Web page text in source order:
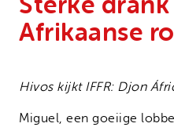
Afrikaanse
Hivos kijkt IFFR: Djon
Miguel, een goeiige
Noodfonds voor
Onze successen
Jaarverslag
Contact